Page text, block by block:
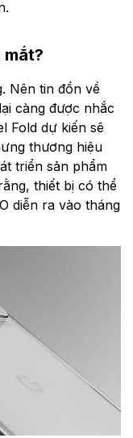
mắt?
Nên tin đồn về
càng được nhắc
Fold dự kiến sẽ
thương hiệu
triển sản phẩm
thiết bị có thể
diễn ra vào tháng